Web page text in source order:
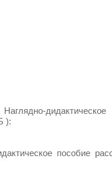
дидактическое
):
пособие